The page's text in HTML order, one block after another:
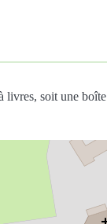
livres, soit une boîte